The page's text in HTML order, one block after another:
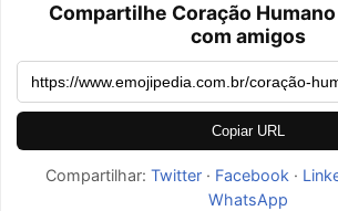
Compartilhe Coração
com amigos
Copiar URL
Compartilhar: Twitter· Facebook ·
WhatsApp